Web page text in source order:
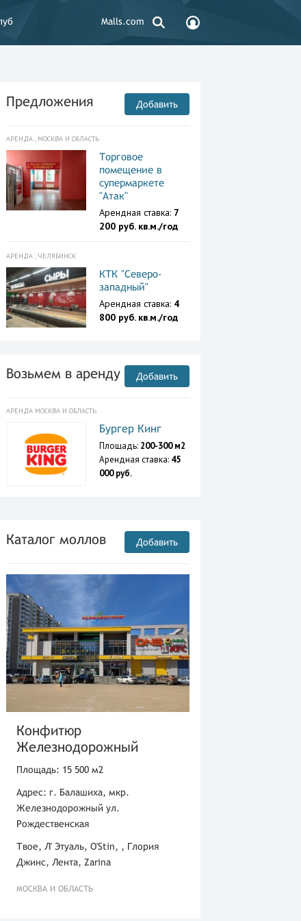
Malls.com
Предложения Добавить
АРЕНДА , МОСКВА И ОБЛАСТЬ
Торговое
помещение в
супермаркете
"Атак"
Арендная ставка: 7
200 руб. кв.м./год
АРЕНДА , ЧЕЛЯБИНСК
КТК "Северо-
западный"
Арендная ставка: 4
800 руб. кв.м./год
Возьмем в аренду Добавить
АРЕНДА МОСКВА И ОБЛАСТЬ
Бургер Кинг
Площадь: 200-300 м2
Арендная ставка: 45
000 руб.
Каталог моллов Добавить
Конфитюр
Железнодорожный
Площадь: 15 500 м2
Адрес: г. Балашиха, мкр.
Железнодорожный ул.
Рождественская
Твое, Л' Этуаль, O'Stin, , Глория
Джинс, Лента, Zarina
МОСКВА И ОБЛАСТЬ